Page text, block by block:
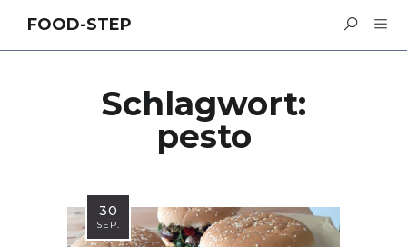
FOOD-STEP
Schlagwort:
pesto
30
SEP.